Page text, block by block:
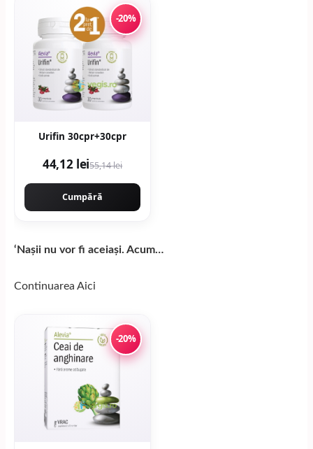
-20%
Urifin 30cpr+30cpr
44,12 lei55,14 lei
Cumpără
‘Nașii nu vor fi aceiași. Acum…
Continuarea Aici
-20%